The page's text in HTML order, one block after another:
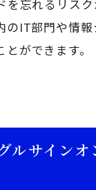
を忘れるリス
のIT部門や情報
ができます。
ルサイン